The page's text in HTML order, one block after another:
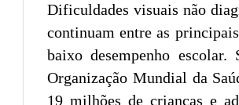
Dificuldades visuais não
continuam entre as
baixo desempenho escolar.
Organização Mundial da
19 milhões de crianças e